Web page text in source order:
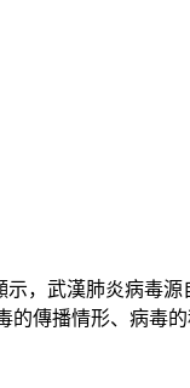
示，武漢肺炎病毒
傳播情形、病毒的